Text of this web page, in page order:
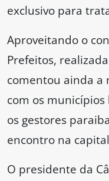
exclusivo para
Aproveitando o
Prefeitos,
comentou ainda a
com os
os gestores
encontro na
O presidente da